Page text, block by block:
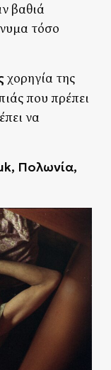
βαθιά
τόσο
χορηγία της
που πρέπει
να
Πολωνία,